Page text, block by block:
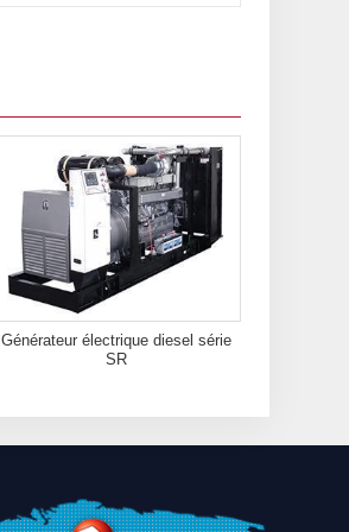
Générateur électrique diesel série
SR